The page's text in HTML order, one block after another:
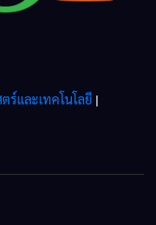
ร์และเทคโนโลยี |